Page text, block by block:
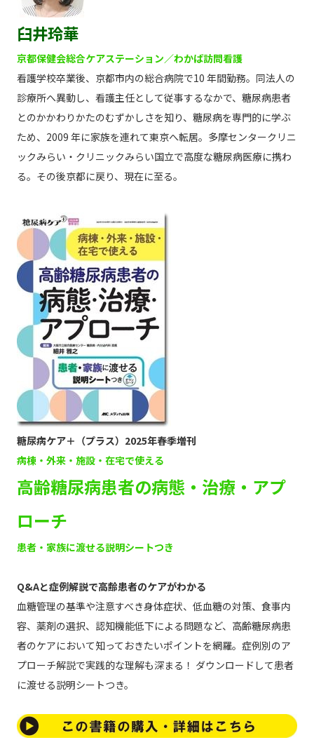
臼井玲華
京都保健会総合ケアステーション／わかば訪問看護
看護学校卒業後、京都市内の総合病院で10 年間勤務。同法人の
診療所へ異動し、看護主任として従事するなかで、糖尿病患者
とのかかわりかたのむずかしさを知り、糖尿病を専門的に学ぶ
ため、2009 年に家族を連れて東京へ転居。多摩センタークリニ
ックみらい・クリニックみらい国立で高度な糖尿病医療に携わ
る。その後京都に戻り、現在に至る。
糖尿病ケア＋（プラス）2025年春季増刊
病棟・外来・施設・在宅で使える
高齢糖尿病患者の病態・治療・アプ
ローチ
患者・家族に渡せる説明シートつき
Q&Aと症例解説で高齢患者のケアがわかる
血糖管理の基準や注意すべき身体症状、低血糖の対策、食事内
容、薬剤の選択、認知機能低下による問題など、高齢糖尿病患
者のケアにおいて知っておきたいポイントを網羅。症例別のア
プローチ解説で実践的な理解も深まる！ ダウンロードして患者
に渡せる説明シートつき。